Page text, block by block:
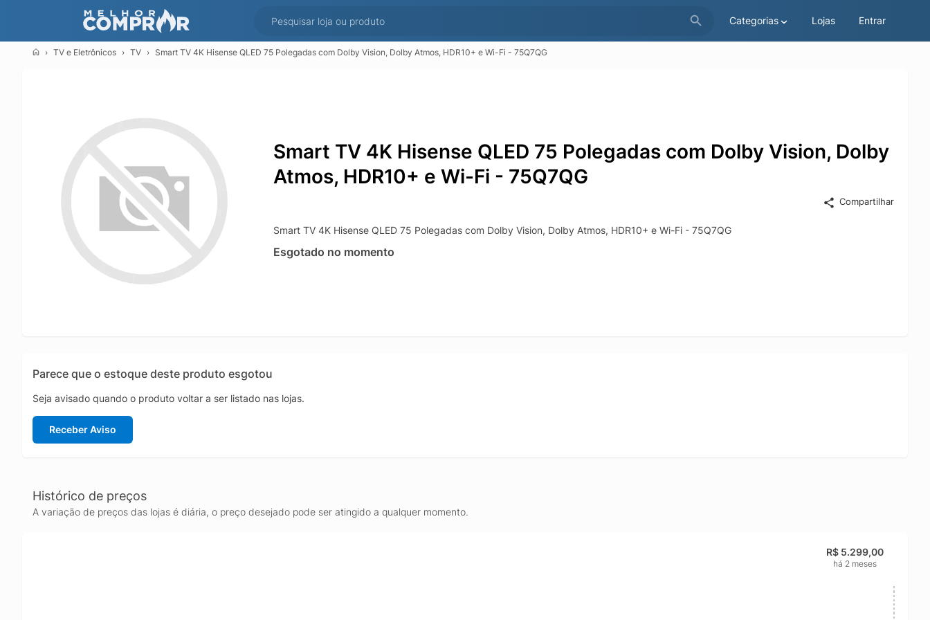
Categorias Lojas Entrar
TV e Eletrônicos TV Smart TV 4K Hisense QLED 75 Polegadas com Dolby Vision, Dolby Atmos, HDR10+ e Wi-Fi - 75Q7QG
Smart TV 4K Hisense QLED 75 Polegadas com Dolby Vision, Dolby
Atmos, HDR10+ e Wi-Fi - 75Q7QG
Compartilhar
Smart TV 4K Hisense QLED 75 Polegadas com Dolby Vision, Dolby Atmos, HDR10+ e Wi-Fi - 75Q7QG
Esgotado no momento
Parece que o estoque deste produto esgotou
Seja avisado quando o produto voltar a ser listado nas lojas.
Receber Aviso
Histórico de preços
A variação de preços das lojas é diária, o preço desejado pode ser atingido a qualquer momento.
R$ 5.299,00
há 2 meses